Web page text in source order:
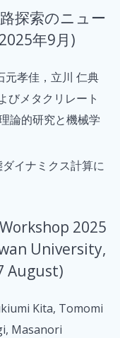
探索のニュー
年9月)
元孝佳，立川 仁典
びメタクリレート
論的研究と機械学
イナミクス計算に
2025
University,
August)
Kita, Tomomi
Masanori